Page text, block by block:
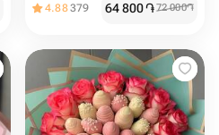
4.88379 64 800֏72 000֏